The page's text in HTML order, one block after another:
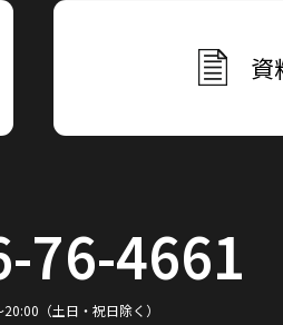
資
76-4661
（土日・祝日除く）